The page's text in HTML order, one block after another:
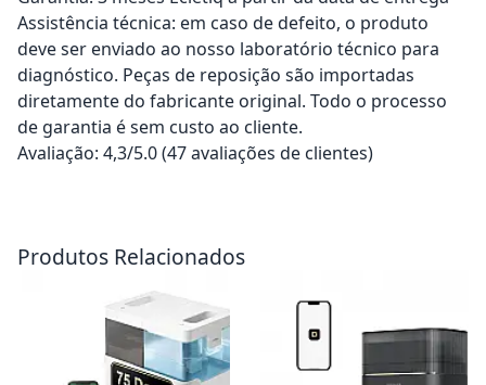
Assistência técnica: em caso de defeito, o produto
deve ser enviado ao nosso laboratório técnico para
diagnóstico. Peças de reposição são importadas
diretamente do fabricante original. Todo o processo
de garantia é sem custo ao cliente.
Avaliação: 4,3/5.0 (47 avaliações de clientes)
Produtos Relacionados
Adicionar ao carrinho Adicionar ao carrinho